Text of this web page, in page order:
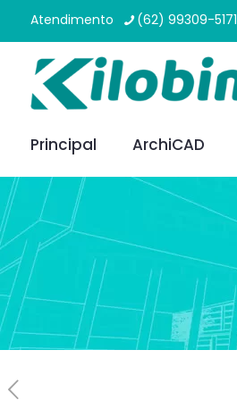
Atendimento (62) 99309-5171
Principal ArchiCAD